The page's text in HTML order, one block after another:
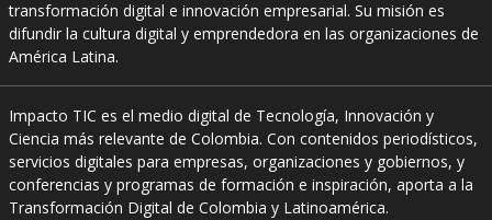
transformación digital e innovación empresarial. Su misión es
difundir la cultura digital y emprendedora en las organizaciones de
América Latina.
Impacto TIC es el medio digital de Tecnología, Innovación y
Ciencia más relevante de Colombia. Con contenidos periodísticos,
servicios digitales para empresas, organizaciones y gobiernos, y
conferencias y programas de formación e inspiración, aporta a la
Transformación Digital de Colombia y Latinoamérica.